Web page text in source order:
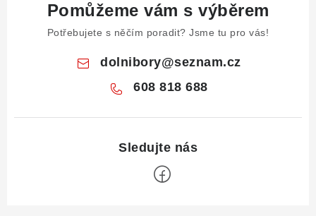
Pomůžeme vám s výběrem
Potřebujete s něčím poradit? Jsme tu pro vás!
dolnibory@seznam.cz
608 818 688